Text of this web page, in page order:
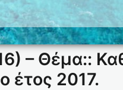
– Θέμα::
έτος 2017.